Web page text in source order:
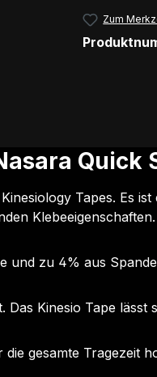
Zum
Quick
Tapes. Es
Klebeeigenschaften.
und zu 4% aus
Kinesio Tape lässt
gesamte Tragezeit